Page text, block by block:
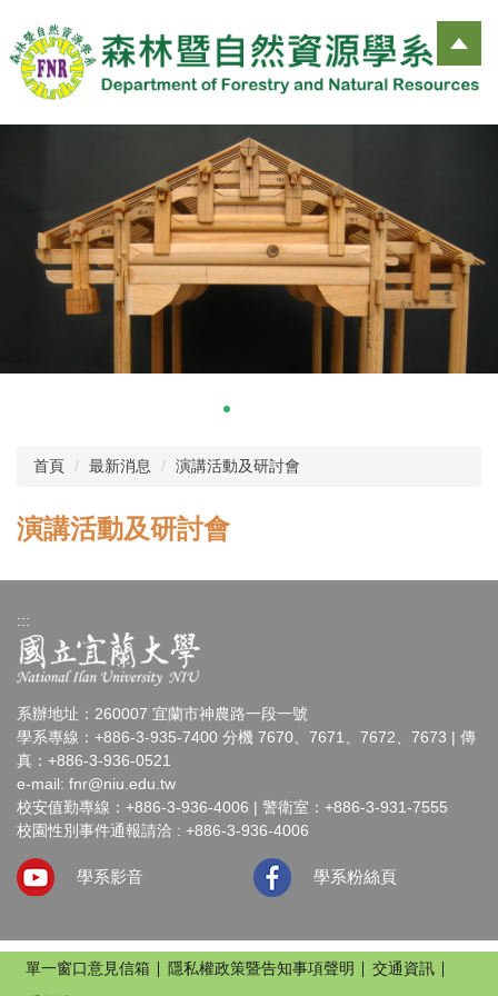
到
主
要
首頁 最新消息 演講活動及研討會
演講活動及研討會
:::
系辦地址：260007 宜蘭市神農路一段一號
學系專線：+886-3-935-7400 分機 7670、7671、7672、7673 | 傳
真：+886-3-936-0521
e-mail: fnr@niu.edu.tw
校安值勤專線：+886-3-936-4006 | 警衛室：+886-3-931-7555
校園性別事件通報請洽 : +886-3-936-4006
學系影音 學系粉絲頁
單一窗口意見信箱 隱私權政策暨告知事項聲明
交通資訊